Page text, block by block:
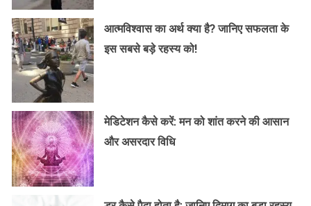
आत्मविश्वास का अर्थ क्या है? जानिए सफलता के
इस सबसे बड़े रहस्य को!
मेडिटेशन कैसे करें: मन को शांत करने की आसान
और असरदार विधि